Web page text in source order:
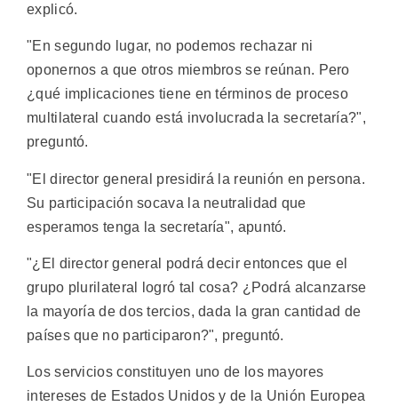
explicó.
"En segundo lugar, no podemos rechazar ni
oponernos a que otros miembros se reúnan. Pero
¿qué implicaciones tiene en términos de proceso
multilateral cuando está involucrada la secretaría?",
preguntó.
"El director general presidirá la reunión en persona.
Su participación socava la neutralidad que
esperamos tenga la secretaría", apuntó.
"¿El director general podrá decir entonces que el
grupo plurilateral logró tal cosa? ¿Podrá alcanzarse
la mayoría de dos tercios, dada la gran cantidad de
países que no participaron?", preguntó.
Los servicios constituyen uno de los mayores
intereses de Estados Unidos y de la Unión Europea